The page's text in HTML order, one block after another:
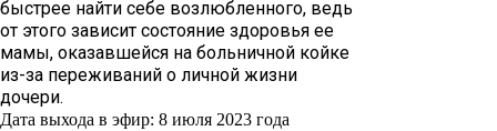
быстрее найти себе возлюбленного, ведь
от этого зависит состояние здоровья ее
мамы, оказавшейся на больничной койке
из-за переживаний о личной жизни
дочери.
Дата выхода в эфир: 8 июля 2023 года